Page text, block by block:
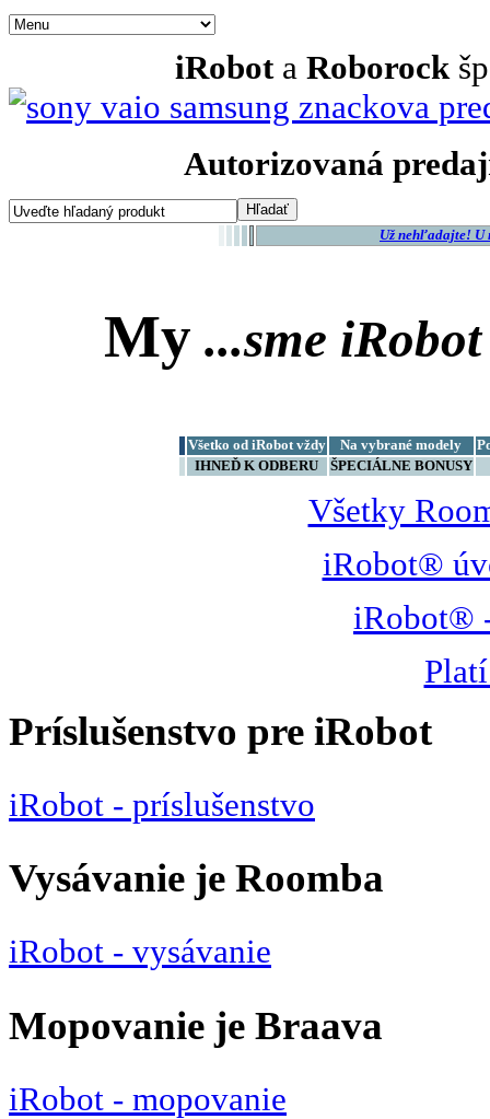
iRobot a Roborock
Autorizovaná
Už nehľadajte! U
My ...sme iRobot
Všetko od iRobot vždy Na vybrané modely
IHNEĎ K ODBERU
ŠPECIÁLNE BONUSY
Všetky
iRobot®
iRobot®
Príslušenstvo pre iRobot
iRobot - príslušenstvo
Vysávanie je Roomba
iRobot - vysávanie
Mopovanie je Braava
iRobot - mopovanie